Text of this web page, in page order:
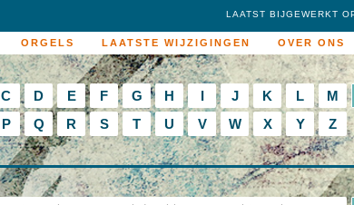
ORGELS LAATSTE WIJZIGINGEN OVER ONS
LAATST BIJGEWERKT
C D E F G H I J K L
M
P Q R S T U V W X Y Z